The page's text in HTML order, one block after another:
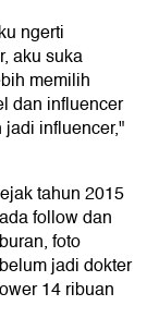
ngerti
aku suka
memilih
dan influencer
influencer,"
tahun 2015
follow dan
foto
jadi dokter
14 ribuan